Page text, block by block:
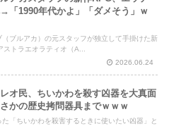
「1990年代かよ」「ダメそう」ｗ
（ブルアカ）の元スタッフが独立して手掛けた新
トラエオラティオ（A...
2026.06.24
レオ民、ちいかわを殺す凶器を大真面
かの歴史拷問器具までｗｗｗ
た「ちいかわを殺害するときに使いたい凶器」と